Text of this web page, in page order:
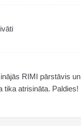
RIMI pārstāvis un
tika atrisināta. Paldies!